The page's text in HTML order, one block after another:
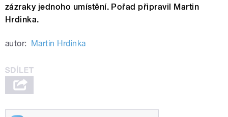
zázraky jednoho umístění. Pořad připravil Martin
Hrdinka.
autor: Martin Hrdinka